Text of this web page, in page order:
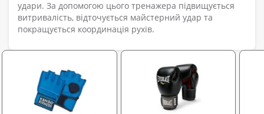
удари. За допомогою цього тренажера підвищується
витривалість, відточується майстерний удар та
покращується координація рухів.